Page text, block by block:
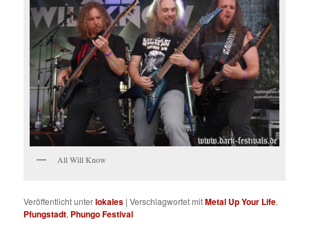
All Will Know
Veröffentlicht unterlokales |Verschlagwortet mitMetal Up Your Life,
Pfungstadt, Phungo Festival